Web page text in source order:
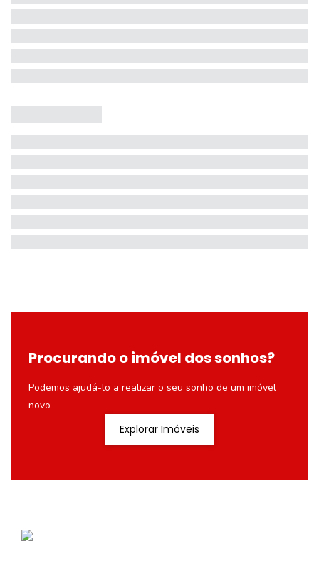
Procurando o imóvel dos sonhos?
Podemos ajudá-lo a realizar o seu sonho de um imóvel
novo
Explorar Imóveis